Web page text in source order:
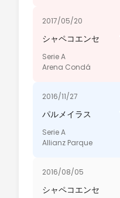
2017/05/20
シャペコエンセ
Serie A
Arena Condá
2016/11/27
パルメイラス
Serie A
Allianz Parque
2016/08/05
シャペコエンセ